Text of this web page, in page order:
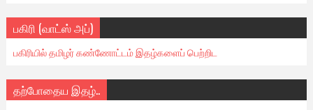
பகிரி (வாட்ஸ் அப்)
பகிரியில் தமிழர் கண்ணோட்டம் இதழ்களைப் பெற்றிட
தற்போதைய இதழ்..